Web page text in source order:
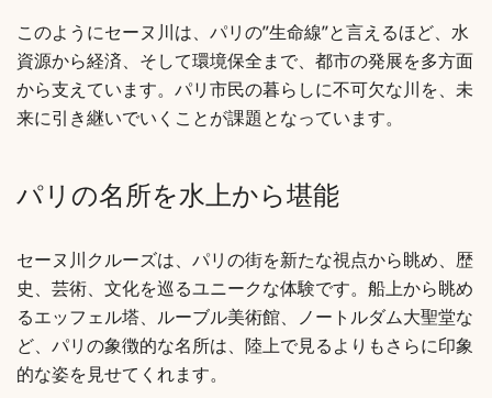
このようにセーヌ川は、パリの”生命線”と言えるほど、水
資源から経済、そして環境保全まで、都市の発展を多方面
から支えています。パリ市民の暮らしに不可欠な川を、未
来に引き継いでいくことが課題となっています。
パリの名所を水上から堪能
セーヌ川クルーズは、パリの街を新たな視点から眺め、歴
史、芸術、文化を巡るユニークな体験です。船上から眺め
るエッフェル塔、ルーブル美術館、ノートルダム大聖堂な
ど、パリの象徴的な名所は、陸上で見るよりもさらに印象
的な姿を見せてくれます。